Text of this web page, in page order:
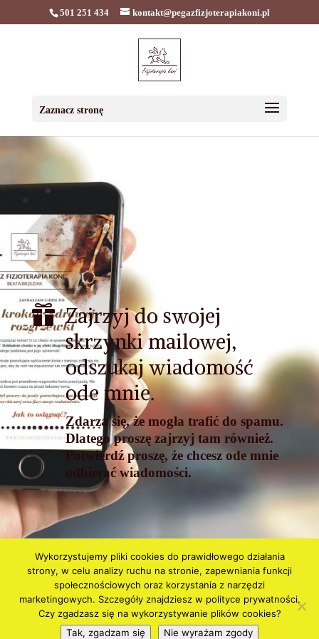
501 251 434 kontakt@pegazfizjoterapiakoni.pl
Zaznacz stronę
 Zajrzyj do swojej
skrzynki mailowej,
odszukaj wiadomość
ode mnie.
Zdarza się, że mogła trafić do spamu.
Dlatego proszę zajrzyj tam również.
Potwierdź proszę, że chcesz ode mnie
odbierać wiadomości.
Polityka prywatności i Cookies
Regulamin
Regulamin Newslettera
Wykorzystujemy pliki cookies do prawidłowego działania
strony, w celu analizy ruchu na stronie, zapewniania funkcji
społecznościowych oraz korzystania z narzędzi
marketingowych. Szczegóły znajdziesz w polityce prywatności.
Czy zgadzasz się na wykorzystywanie plików cookies?
Tak, zgadzam się
Nie wyrażam zgody